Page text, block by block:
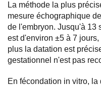
La méthode la plus
mesure échographique
de l'embryon. Jusqu'à 13
est d'environ ±5 à 7
plus la datation est
gestationnel n'est pas
En fécondation in vitro,